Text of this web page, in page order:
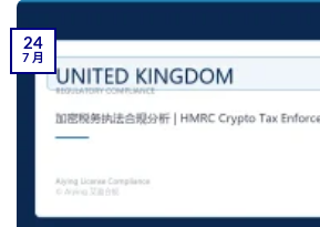
24
7 月